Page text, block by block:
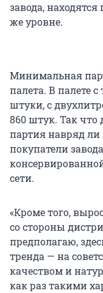
завода,
же уровне.
Минимальная
палета. В палете
штуки, с
860 штук. Так что
партия навряд
покупатели
сети.
«Кроме того,
со стороны
предполагаю,
тренда — на
качеством и
как раз такими